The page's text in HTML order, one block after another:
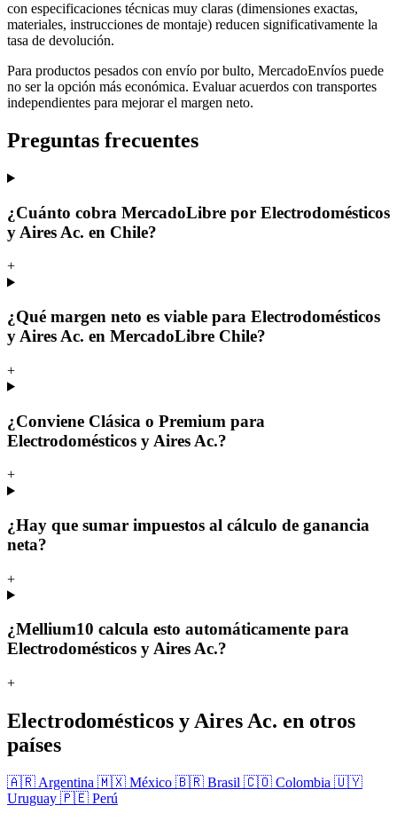
con especificaciones técnicas muy claras (dimensiones exactas,
materiales, instrucciones de montaje) reducen significativamente la
tasa de devolución.
Para productos pesados con envío por bulto, MercadoEnvíos puede
no ser la opción más económica. Evaluar acuerdos con transportes
independientes para mejorar el margen neto.
Preguntas frecuentes
¿Cuánto cobra MercadoLibre por Electrodomésticos
y Aires Ac. en Chile?
+
¿Qué margen neto es viable para Electrodomésticos
y Aires Ac. en MercadoLibre Chile?
+
¿Conviene Clásica o Premium para
Electrodomésticos y Aires Ac.?
+
¿Hay que sumar impuestos al cálculo de ganancia
neta?
+
¿Mellium10 calcula esto automáticamente para
Electrodomésticos y Aires Ac.?
+
Electrodomésticos y Aires Ac. en otros
países
🇦🇷 Argentina 🇲🇽 México 🇧🇷 Brasil 🇨🇴 Colombia 🇺🇾
Uruguay 🇵🇪 Perú